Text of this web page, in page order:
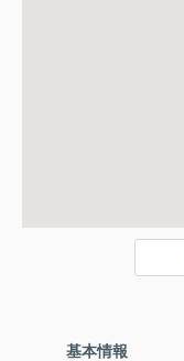
基本情報